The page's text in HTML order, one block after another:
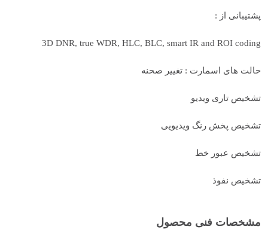
پشتیبانی از :
3D DNR, true WDR, HLC, BLC, smart IR and ROI coding
حالت های اسمارت : تغییر صحنه
تشخیص تاری ویدیو
تشخیص پخش رنگ ویدیویی
تشخیص عبور خط
تشخیص نفوذ
مشخصات فنی محصول